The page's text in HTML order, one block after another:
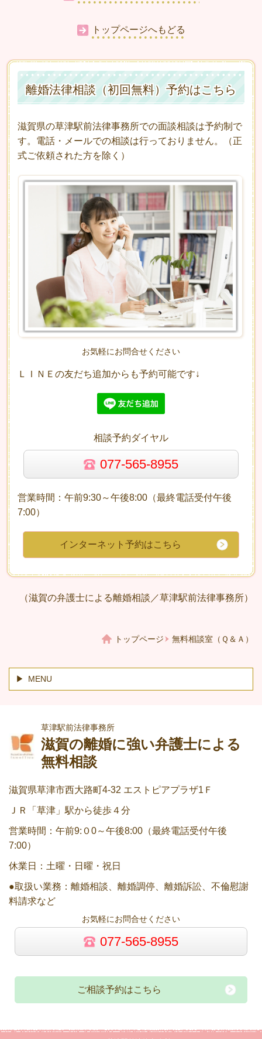
トップページへもどる
離婚法律相談（初回無料）予約はこちら
滋賀県の草津駅前法律事務所での面談相談は予約制で
す。電話・メールでの相談は行っておりません。（正
式ご依頼された方を除く）
お気軽にお問合せください
ＬＩＮＥの友だち追加からも予約可能です↓
相談予約ダイヤル
077-565-8955
営業時間：午前9:30～午後8:00（最終電話受付午後
7:00）
インターネット予約はこちら
（滋賀の弁護士による離婚相談／草津駅前法律事務所）
トップページ 無料相談室（Ｑ＆Ａ）
MENU
草津駅前法律事務所
滋賀の離婚に強い弁護士による
無料相談
滋賀県草津市西大路町4-32 エストピアプラザ1Ｆ
ＪＲ「草津」駅から徒歩４分
営業時間：午前9:０0～午後8:00（最終電話受付午後
7:00）
休業日：土曜・日曜・祝日
●取扱い業務：離婚相談、離婚調停、離婚訴訟、不倫慰謝
料請求など
お気軽にお問合せください
077-565-8955
ご相談予約はこちら